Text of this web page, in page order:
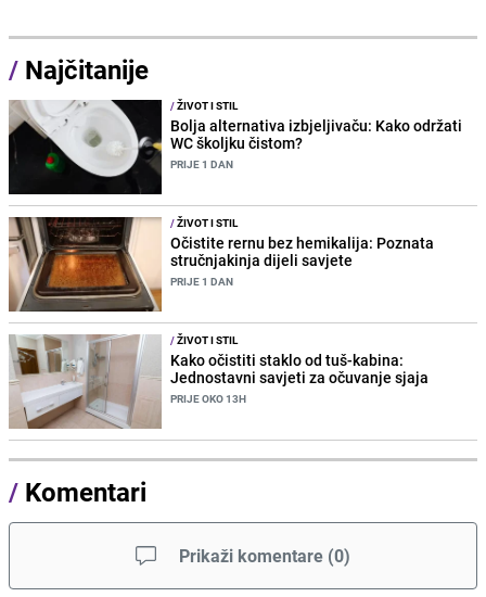
/ Najčitanije
/ŽIVOT I STIL
Bolja alternativa izbjeljivaču: Kako održati
WC školjku čistom?
PRIJE 1 DAN
/ŽIVOT I STIL
Očistite rernu bez hemikalija: Poznata
stručnjakinja dijeli savjete
PRIJE 1 DAN
/ŽIVOT I STIL
Kako očistiti staklo od tuš-kabina:
Jednostavni savjeti za očuvanje sjaja
PRIJE OKO 13H
/ Komentari
Prikaži komentare (0)